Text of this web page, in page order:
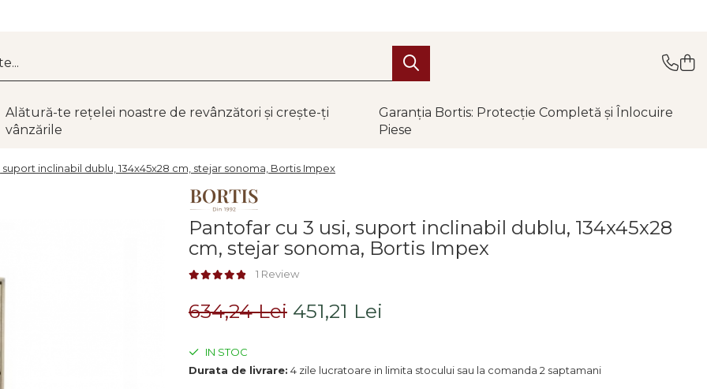
Alătură-te rețelei noastre de revânzători și crește-ți
vânzările
Garanția Bortis: Protecție Completă și Înlocuire
Piese
suport inclinabil dublu, 134x45x28 cm, stejar sonoma, Bortis Impex
Pantofar cu 3 usi, suport inclinabil dublu, 134x45x28
cm, stejar sonoma, Bortis Impex
1 Review
634,24 Lei 451,21 Lei
IN STOC
Durata de livrare: 4 zile lucratoare in limita stocului sau la comanda 2 saptamani